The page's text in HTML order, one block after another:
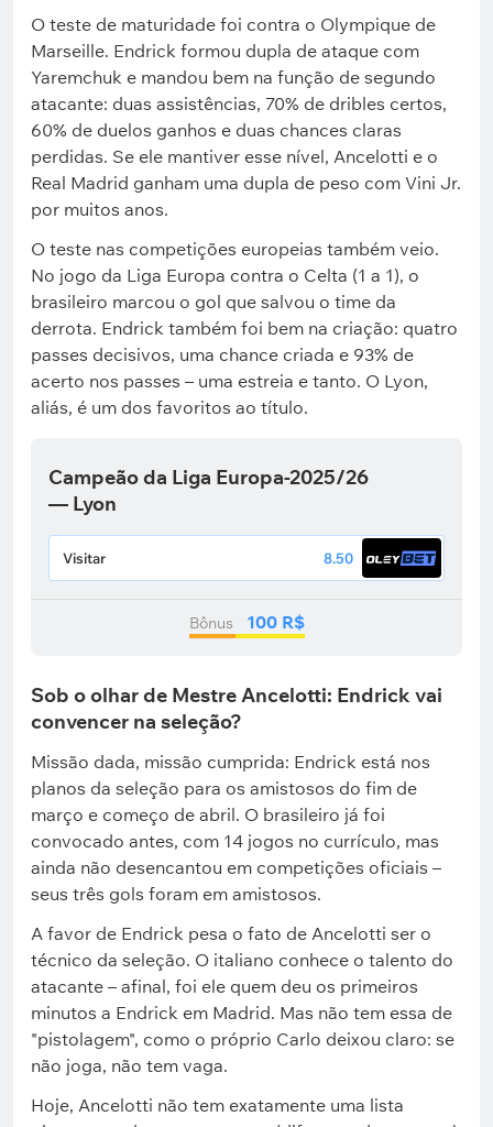
O teste de maturidade foi contra o Olympique de
Marseille. Endrick formou dupla de ataque com
Yaremchuk e mandou bem na função de segundo
atacante: duas assistências, 70% de dribles certos,
60% de duelos ganhos e duas chances claras
perdidas. Se ele mantiver esse nível, Ancelotti e o
Real Madrid ganham uma dupla de peso com Vini Jr.
por muitos anos.
O teste nas competições europeias também veio.
No jogo da Liga Europa contra o Celta (1 a 1), o
brasileiro marcou o gol que salvou o time da
derrota. Endrick também foi bem na criação: quatro
passes decisivos, uma chance criada e 93% de
acerto nos passes – uma estreia e tanto. O Lyon,
aliás, é um dos favoritos ao título.
Campeão da Liga Europa-2025/26
— Lyon
Bônus 100 R$
Visitar 8.50
Sob o olhar de Mestre Ancelotti: Endrick vai
convencer na seleção?
Missão dada, missão cumprida: Endrick está nos
planos da seleção para os amistosos do fim de
março e começo de abril. O brasileiro já foi
convocado antes, com 14 jogos no currículo, mas
ainda não desencantou em competições oficiais –
seus três gols foram em amistosos.
A favor de Endrick pesa o fato de Ancelotti ser o
técnico da seleção. O italiano conhece o talento do
atacante – afinal, foi ele quem deu os primeiros
minutos a Endrick em Madrid. Mas não tem essa de
"pistolagem", como o próprio Carlo deixou claro: se
não joga, não tem vaga.
Hoje, Ancelotti não tem exatamente uma lista